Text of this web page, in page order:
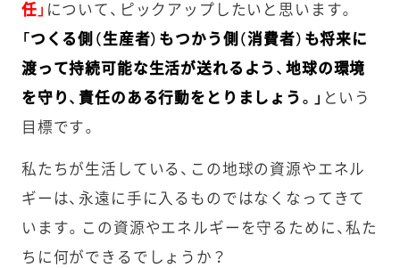
任」 について、ピックアップしたいと思います。
「つくる側（生産者）もつかう側（消費者）も将来に
渡って持続可能な生活が送れるよう、地球の環境
を守り、責任のある行動をとりましょう。」 という
目標です。
私たちが生活している、この地球の資源やエネル
ギーは、永遠に手に入るものではなくなってきて
います。この資源やエネルギーを守るために、私た
ちに何ができるでしょうか？